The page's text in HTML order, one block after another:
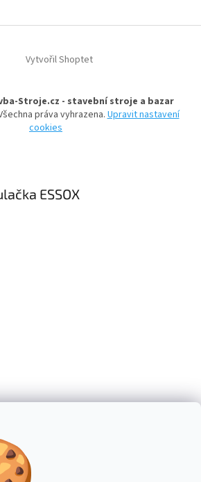
Vytvořil Shoptet
Stroje.cz - stavební stroje a bazar
práva vyhrazena.Upravit nastavení
cookies
ESSOX